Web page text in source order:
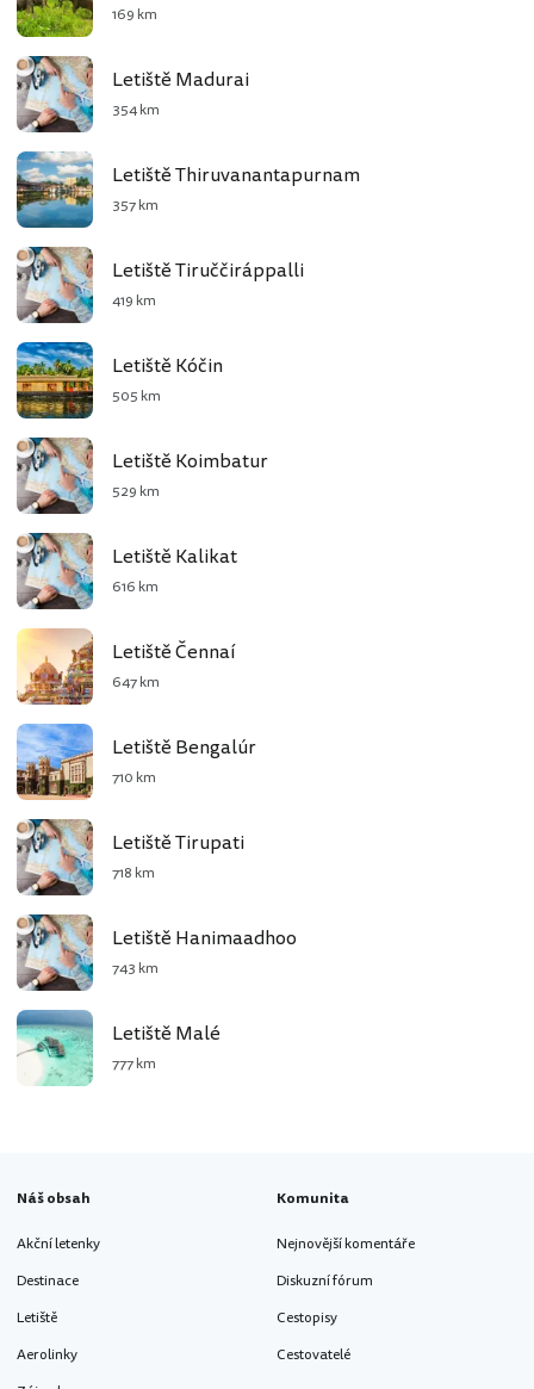
169 km
Letiště Madurai
354 km
Letiště Thiruvanantapurnam
357 km
Letiště Tiruččiráppalli
419 km
Letiště Kóčin
505 km
Letiště Koimbatur
529 km
Letiště Kalikat
616 km
Letiště Čennaí
647 km
Letiště Bengalúr
710 km
Letiště Tirupati
718 km
Letiště Hanimaadhoo
743 km
Letiště Malé
777 km
Náš obsah
Akční letenky
Destinace
Letiště
Aerolinky
Komunita
Nejnovější komentáře
Diskuzní fórum
Cestopisy
Cestovatelé